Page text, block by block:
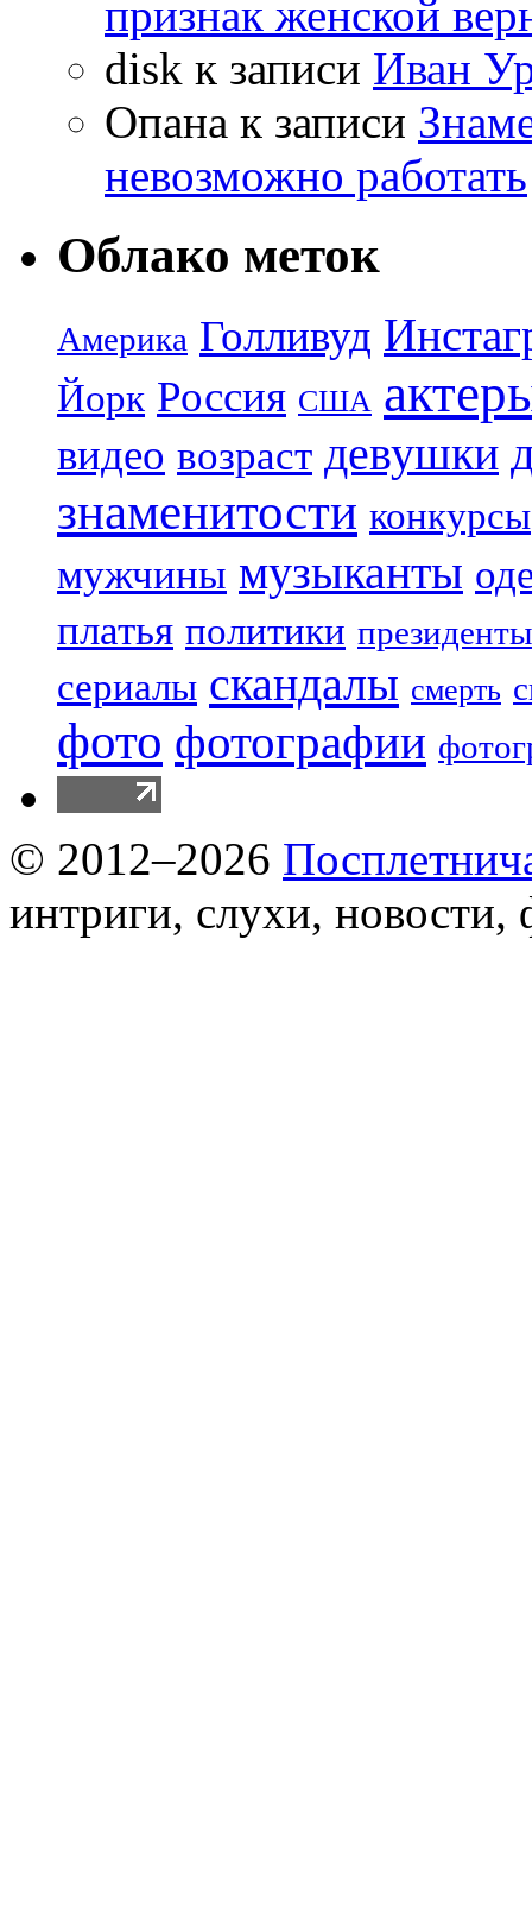
признак женской
disk к записи Иван
Опана к записи
невозможно работать
Облако меток
Америка Голливуд
Йорк Россия США
видео возраст девушки
знаменитости конкурсы
мужчины музыканты
платья политики президенты
сериалы скандалы смерть
фото фотографии
© 2012–2026
интриги, слухи, новости,